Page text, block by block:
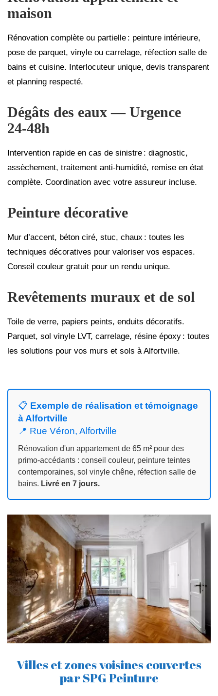
maison
Rénovation complète ou partielle : peinture intérieure,
pose de parquet, vinyle ou carrelage, réfection salle de
bains et cuisine. Interlocuteur unique, devis transparent
et planning respecté.
Dégâts des eaux — Urgence
24‑48h
Intervention rapide en cas de sinistre : diagnostic,
assèchement, traitement anti‑humidité, remise en état
complète. Coordination avec votre assureur incluse.
Peinture décorative
Mur d’accent, béton ciré, stuc, chaux : toutes les
techniques décoratives pour valoriser vos espaces.
Conseil couleur gratuit pour un rendu unique.
Revêtements muraux et de sol
Toile de verre, papiers peints, enduits décoratifs.
Parquet, sol vinyle LVT, carrelage, résine époxy : toutes
les solutions pour vos murs et sols à Alfortville.
📋 Exemple de réalisation et témoignage
à Alfortville
📍 Rue Véron, Alfortville
Rénovation d'un appartement de 65 m² pour des
primo‑accédants : conseil couleur, peinture teintes
contemporaines, sol vinyle chêne, réfection salle de
bains. Livré en 7 jours.
Villes et zones voisines couvertes
par SPG Peinture